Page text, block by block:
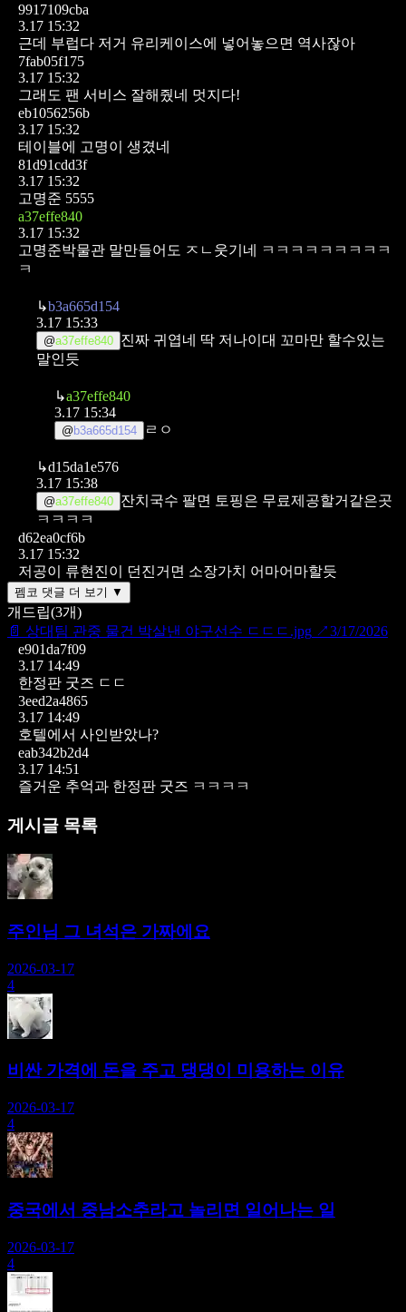
9917109cba
3.17 15:32
근데 부럽다 저거 유리케이스에 넣어놓으면 역사잖아
7fab05f175
3.17 15:32
그래도 팬 서비스 잘해줬네 멋지다!
eb1056256b
3.17 15:32
테이블에 고명이 생겼네
81d91cdd3f
3.17 15:32
고명준 5555
a37effe840
3.17 15:32
고명준박물관 말만들어도 ㅈㄴ웃기네 ㅋㅋㅋㅋㅋㅋㅋㅋㅋ
ㅋ
↳b3a665d154
3.17 15:33
@a37effe840 진짜 귀엽네 딱 저나이대 꼬마만 할수있는
말인듯
↳a37effe840
3.17 15:34
@ b3a665d154 ㄹㅇ
↳d15da1e576
3.17 15:38
@a37effe840 잔치국수 팔면 토핑은 무료제공할거같은곳
ㅋㅋㅋㅋ
d62ea0cf6b
3.17 15:32
저공이 류현진이 던진거면 소장가치 어마어마할듯
펨코 댓글 더 보기 ▼
개드립(3개)
📄 상대팀 관중 물건 박살낸 야구선수 ㄷㄷㄷ.jpg ↗3/17/2026
e901da7f09
3.17 14:49
한정판 굿즈 ㄷㄷ
3eed2a4865
3.17 14:49
호텔에서 사인받았나?
eab342b2d4
3.17 14:51
즐거운 추억과 한정판 굿즈 ㅋㅋㅋㅋ
게시글 목록
주인님 그 녀석은 가짜에요
2026-03-17
4
비싼 가격에 돈을 주고 댕댕이 미용하는 이유
2026-03-17
4
중국에서 중남소추라고 놀리면 일어나는 일
2026-03-17
4